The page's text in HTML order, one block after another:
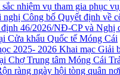
nhiệm vụ tham gia phục
nghị Công bố Quyết định về
Cửa khẩu Quốc tế Móng Cái
Khai mạc Giải
ràng ngày hội tòng quân